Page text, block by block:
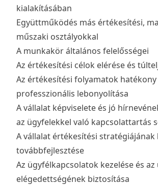
kialakításában
Együttműködés más értékesítési,
műszaki osztályokkal
A munkakör általános felelősségei
Az értékesítési célok elérése és
Az értékesítési folyamatok hatékony
professzionális lebonyolítása
A vállalat képviselete és jó
az ügyfelekkel való kapcsolattartás
A vállalat értékesítési stratégiájának
továbbfejlesztése
Az ügyfélkapcsolatok kezelése és
elégedettségének biztosítása